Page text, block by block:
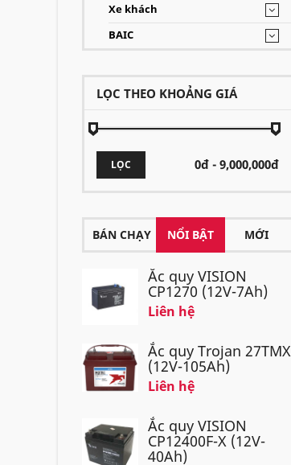
Xe khách
BAIC
LỌC THEO KHOẢNG GIÁ
LỌC
BÁN CHẠY NỔI BẬT MỚI
Ắc quy VISION
CP1270 (12V-7Ah)
Liên hệ
Ắc quy Trojan 27TMX
(12V-105Ah)
Liên hệ
Ắc quy VISION
CP12400F-X (12V-
40Ah)